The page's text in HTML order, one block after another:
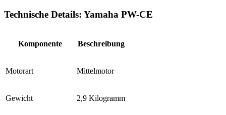
Technische Details: Yamaha PW-CE ​
Komponente Beschreibung
Motorart Mittelmotor
Gewicht 2,9 Kilogramm